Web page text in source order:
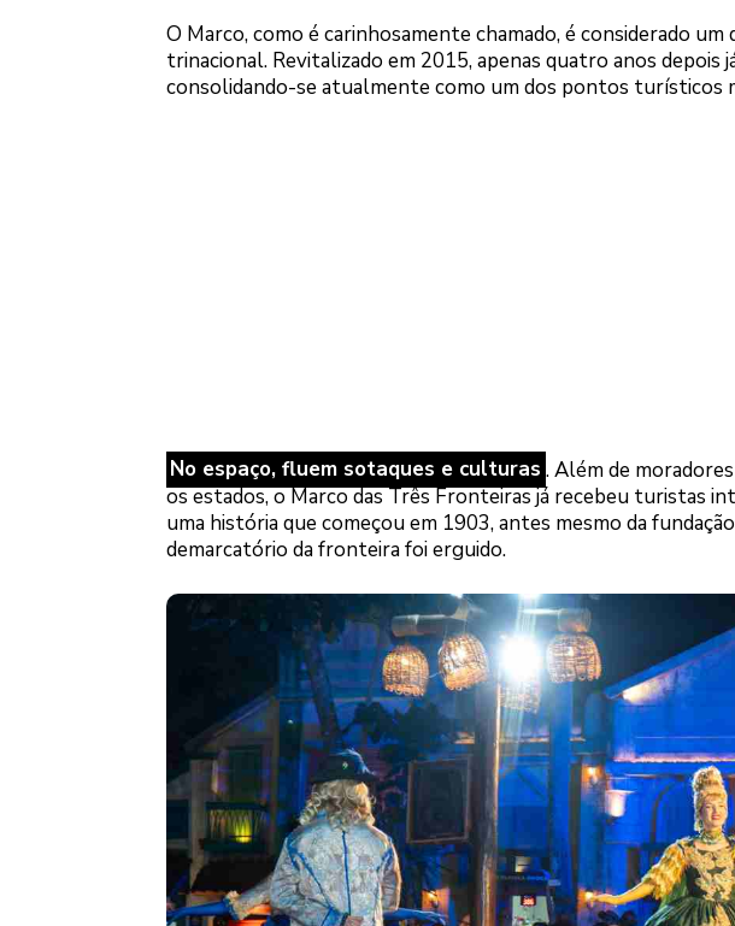
O Marco, como é carinhosamente chamado, é considerado
trinacional. Revitalizado em 2015, apenas quatro anos
consolidando-se atualmente como um dos pontos turísticos
No espaço, fluem sotaques e culturas . Além de
os estados, o Marco das Três Fronteiras já recebeu turistas
uma história que começou em 1903, antes mesmo da
demarcatório da fronteira foi erguido.